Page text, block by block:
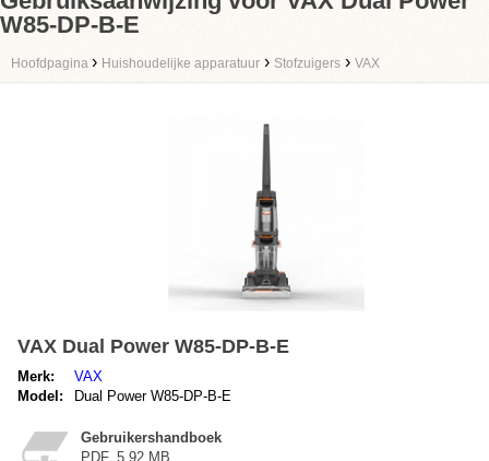
W85-DP-B-E
Hoofdpagina › Huishoudelijke apparatuur › Stofzuigers › VAX
VAX Dual Power W85-DP-B-E
Merk:
VAX
Model:
Dual Power W85-DP-B-E
Gebruikershandboek
PDF, 5.92 MB